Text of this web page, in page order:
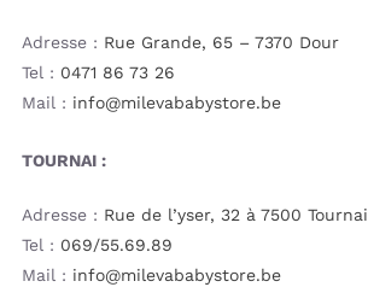
Adresse : Rue Grande, 65 – 7370 Dour
Tel : 0471 86 73 26
Mail : info@milevababystore.be
TOURNAI :
Adresse : Rue de l’yser, 32 à 7500 Tournai
Tel : 069/55.69.89
Mail : info@milevababystore.be